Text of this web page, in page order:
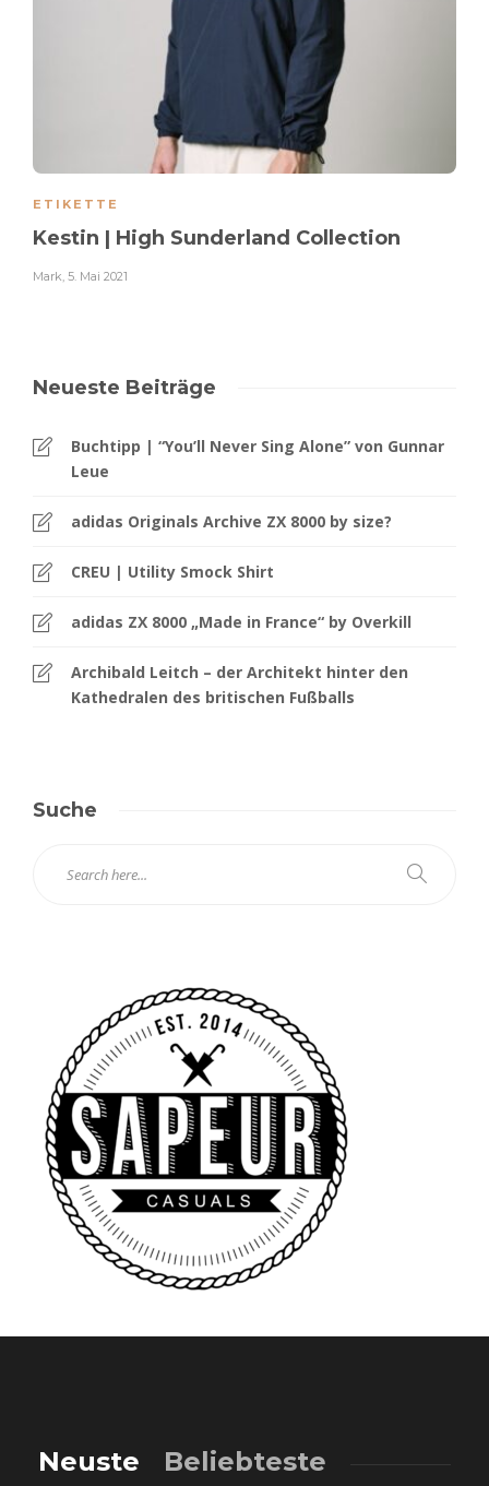
ETIKETTE
Kestin | High Sunderland Collection
Mark, 5. Mai 2021
Neueste Beiträge
Buchtipp | “You’ll Never Sing Alone” von Gunnar
Leue
adidas Originals Archive ZX 8000 by size?
CREU | Utility Smock Shirt
adidas ZX 8000 „Made in France“ by Overkill
Archibald Leitch – der Architekt hinter den
Kathedralen des britischen Fußballs
Suche
Neuste Beliebteste